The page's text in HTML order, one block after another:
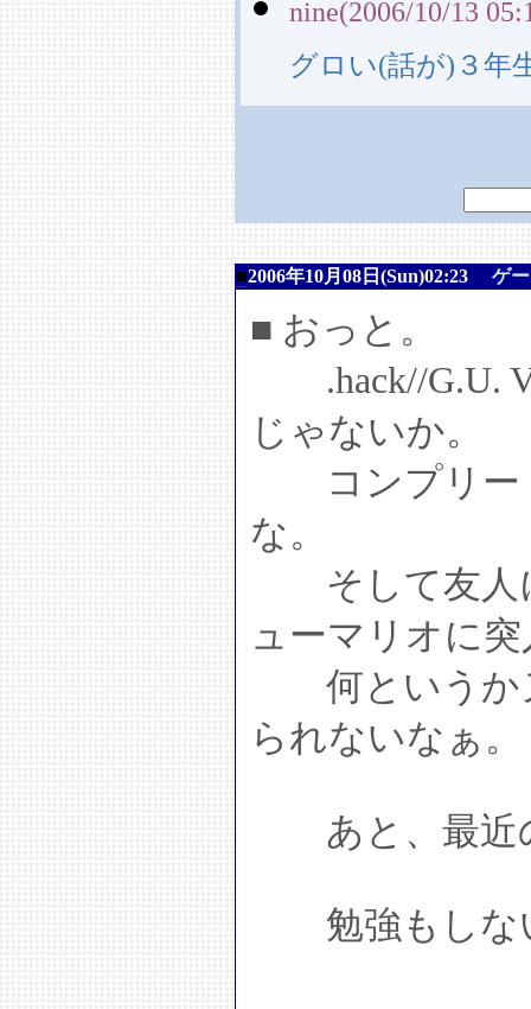
nine(2006/10/13
グロい(話が)３年
■2006年10月08日(Sun)02:23 ゲ
■ おっと。
.hack//G.U.
じゃないか。
コンプリー
な。
そして友人
ューマリオに突
何というか
られないなぁ。
あと、最近
勉強もしな